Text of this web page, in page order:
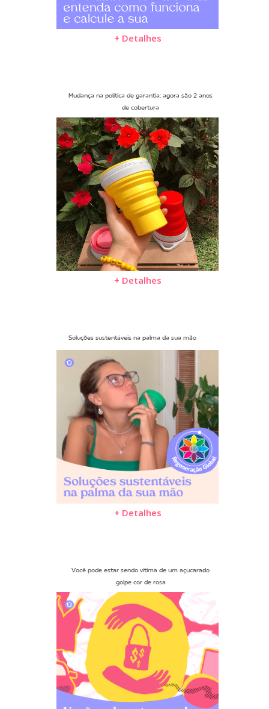
+ Detalhes
Mudança na política de garantia: agora são 2 anos
de cobertura
+ Detalhes
Soluções sustentáveis na palma da sua mão
+ Detalhes
Você pode estar sendo vítima de um açucarado
golpe cor de rosa